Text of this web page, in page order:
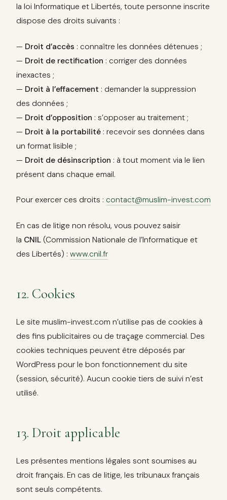
la loi Informatique et Libertés, toute personne inscrite
dispose des droits suivants :
— Droit d’accès : connaître les données détenues ;
— Droit de rectification : corriger des données
inexactes ;
— Droit à l’effacement : demander la suppression
des données ;
— Droit d’opposition : s’opposer au traitement ;
— Droit à la portabilité : recevoir ses données dans
un format lisible ;
— Droit de désinscription : à tout moment via le lien
présent dans chaque email.
Pour exercer ces droits : contact@muslim-invest.com
En cas de litige non résolu, vous pouvez saisir
la CNIL (Commission Nationale de l’Informatique et
des Libertés) : www.cnil.fr
12. Cookies
Le site muslim-invest.com n’utilise pas de cookies à
des fins publicitaires ou de traçage commercial. Des
cookies techniques peuvent être déposés par
WordPress pour le bon fonctionnement du site
(session, sécurité). Aucun cookie tiers de suivi n’est
utilisé.
13. Droit applicable
Les présentes mentions légales sont soumises au
droit français. En cas de litige, les tribunaux français
sont seuls compétents.